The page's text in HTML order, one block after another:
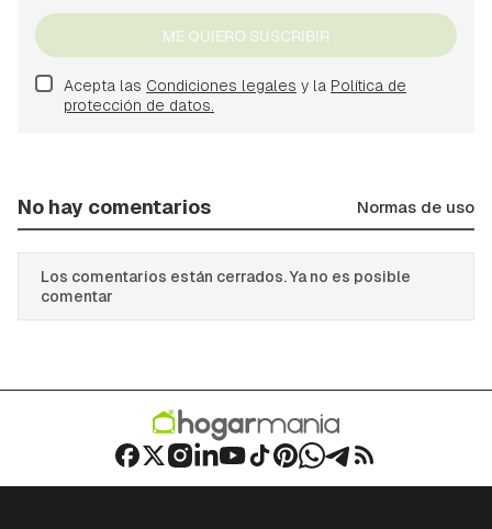
ME QUIERO SUSCRIBIR
Acepta las Condiciones legales y la Política de
protección de datos.
No hay comentarios Normas de uso
Los comentarios están cerrados. Ya no es posible
comentar